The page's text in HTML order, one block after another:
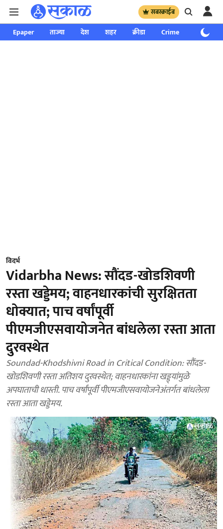
सबस्क्राईब
Epaper ताज्या देश शहर क्रीडा Crime साप्ताहिक
विदर्भ
Vidarbha News: सौंदड-खोडशिवणी
रस्ता खड्डेमय; वाहनधारकांची सुरक्षितता
धोक्यात; पाच वर्षांपूर्वी
पीएमजीएसवायोजनेत बांधलेला रस्ता आता
दुरवस्थेत
Soundad-Khodshivni Road in Critical Condition: सौंदड-
खोडशिवणी रस्ता अतिशय दुरवस्थेत; वाहनधारकांना खड्ड्यांमुळे
अपघाताची धास्ती. पाच वर्षांपूर्वी पीएमजीएसवायोजनेअंतर्गत बांधलेला
रस्ता आता खड्डेमय.